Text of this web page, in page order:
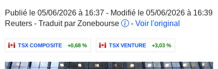
Publié le 05/06/2026 à 16:37 - Modifié le 05/06/2026 à 16:39
Reuters - Traduit par Zonebourse
- Voir l'original
TSX COMPOSITE +0,68 % TSX VENTURE +3,03 %